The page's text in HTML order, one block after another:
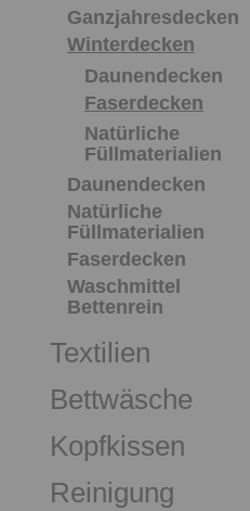
Ganzjahresdecken
Winterdecken
Daunendecken
Faserdecken
Natürliche
Füllmaterialien
Daunendecken
Natürliche
Füllmaterialien
Faserdecken
Waschmittel
Bettenrein
Textilien
Bettwäsche
Kopfkissen
Reinigung